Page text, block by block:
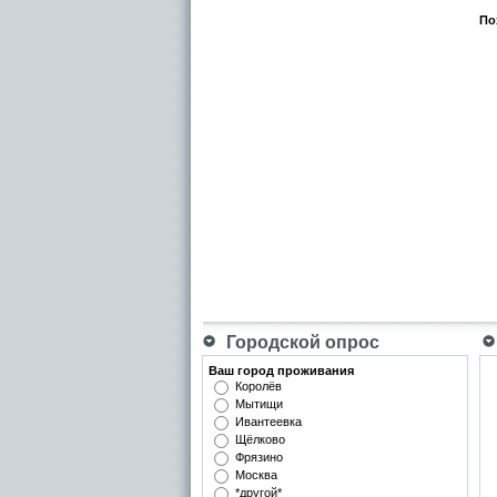
Городской опрос
Ваш город проживания
Королёв
Мытищи
Ивантеевка
Щёлково
Фрязино
Москва
*другой*